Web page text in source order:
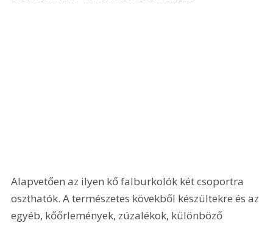
Alapvetően az ilyen kő falburkolók két csoportra
oszthatók. A természetes kövekből készültekre és az
egyéb, kőőrlemények, zúzalékok, különböző